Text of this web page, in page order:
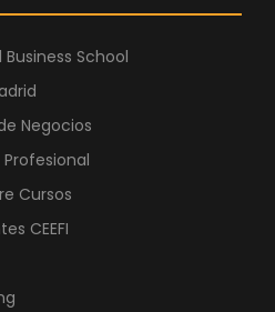
Business School
Negocios
Cursos
CEEFI